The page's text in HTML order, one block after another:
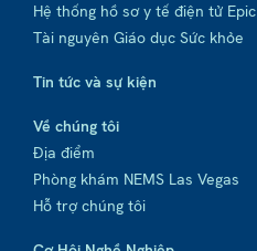
Hệ thống hồ sơ y tế điện tử Epic
Tài nguyên Giáo dục Sức khỏe
Tin tức và sự kiện
Về chúng tôi
Địa điểm
Phòng khám NEMS Las Vegas
Hỗ trợ chúng tôi